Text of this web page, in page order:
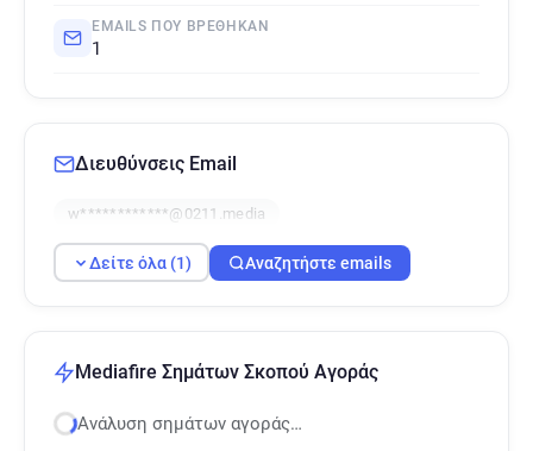
EMAILS ΠΟΥ ΒΡΈΘΗΚΑΝ
1
Διευθύνσεις Email
w************@0211.media
Δείτε όλα (1) Αναζητήστε emails
Mediafire Σημάτων Σκοπού Αγοράς
Ανάλυση σημάτων αγοράς…